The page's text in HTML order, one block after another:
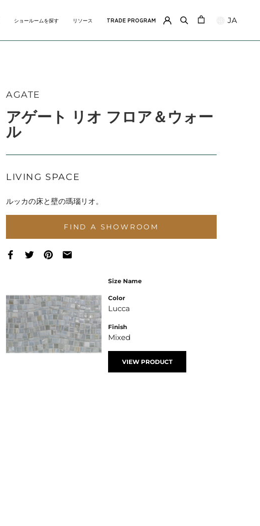
ショールームを探す
リソース
TRADE PROGRAM
JA
AGATE
アゲート リオ フロア＆ウォー
ル
LIVING SPACE
ルッカの床と壁の瑪瑙リオ。
FIND A SHOWROOM
Finish
Mixed
Size Name
Color
Lucca
VIEW PRODUCT